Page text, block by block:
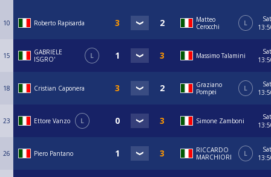
10 Roberto Rapisarda
Matteo
Cerocchi
L
Sat
15
GABRIELE
ISGRO'
L Massimo Talamini
Sat
18 Cristian Caponera
Graziano
Pompei
L
Sat
23 Ettore Vanzo L Simone Zamboni
Sat
26 Piero Pantano
RICCARDO
MARCHIORI
L
Sat